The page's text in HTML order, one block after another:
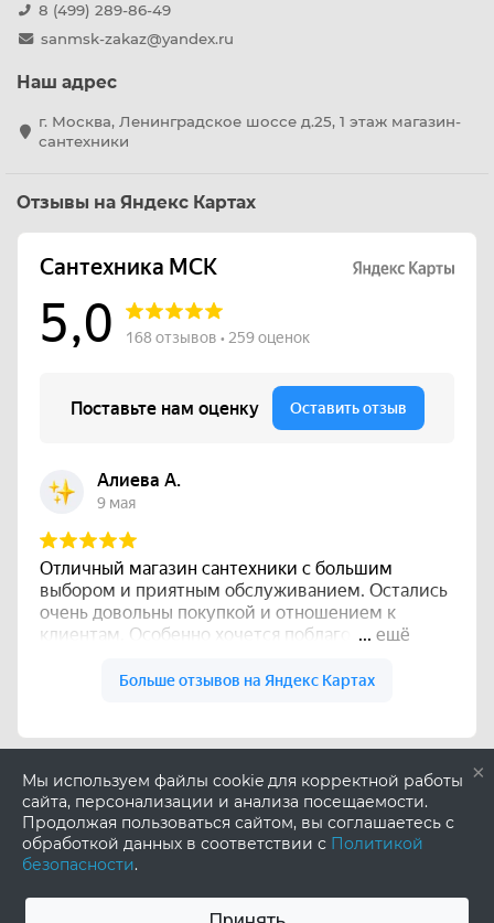
×
Мы используем файлы cookie для корректной работы
сайта, персонализации и анализа посещаемости.
Продолжая пользоваться сайтом, вы соглашаетесь с
обработкой данных в соответствии с Политикой
безопасности.
8 (499) 289-86-49
sanmsk-zakaz@yandex.ru
Наш адрес
г. Москва, Ленинградское шоссе д.25, 1 этаж магазин-
сантехники
Отзывы на Яндекс Картах